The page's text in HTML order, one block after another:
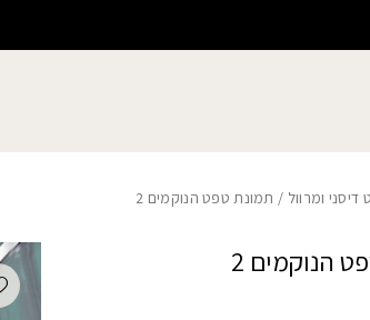
ומרוול / תמונת טפט הנוקמים 2
הנוקמים 2